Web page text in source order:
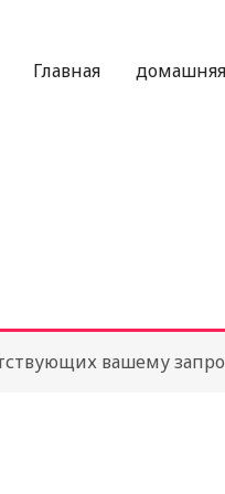
Главная домашняя
вашему